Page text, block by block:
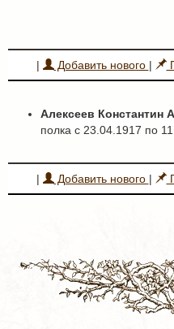
| Добавить нового |
Алексеев Константин
полка с 23.04.1917 по
| Добавить нового |